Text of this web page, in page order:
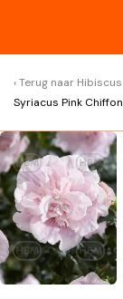
Terug naar Hibiscus
Syriacus Pink Chiffon